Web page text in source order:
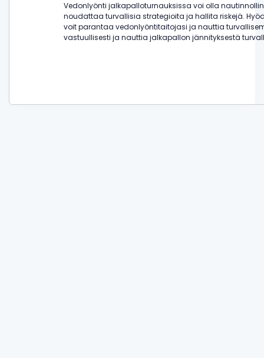
Vedonlyönti jalkapalloturnauksissa voi olla
noudattaa turvallisia strategioita ja hallita riskejä.
voit parantaa vedonlyöntitaitojasi ja nauttia
vastuullisesti ja nauttia jalkapallon jännityksestä